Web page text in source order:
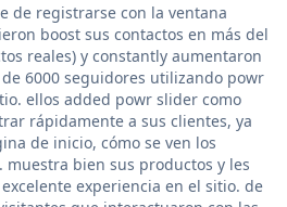
de registrarse con la ventana
boost sus contactos en más del
reales) y constantly aumentaron
6000 seguidores utilizando powr
ellos added powr slider como
rápidamente a sus clientes, ya
de inicio, cómo se ven los
bien sus productos y les
experiencia en el sitio. de